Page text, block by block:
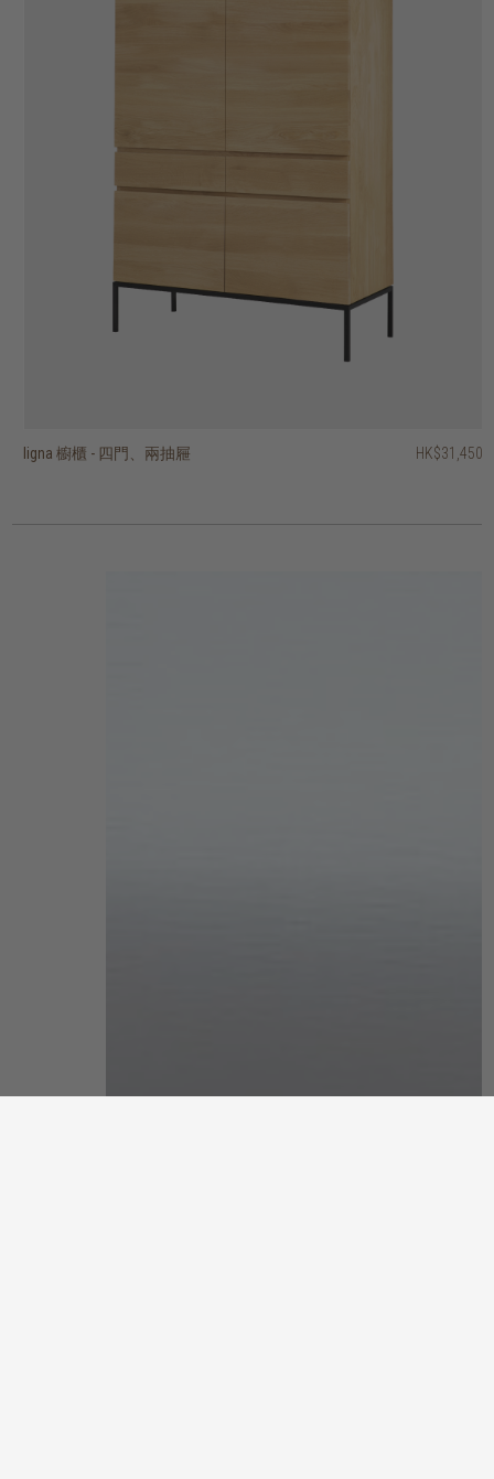
ligna 櫥櫃 - 四門、兩抽屜 HK$31,450
hopper 三門展示櫃 HK$39,950
vision 櫥櫃 - 兩門、單抽屜 HK$13,450
vision 四門櫥櫃 HK$14,450
fissure II 展示櫃 - 兩門、三抽屜 HK$14,950
fissure II 兩門展示櫃 HK$11,950
outline 櫥櫃 - 兩門 HK$19,950
motion 櫥櫃 - 兩質感玻璃門 HK$19,950
shadow 四門櫥櫃 HK$29,450
grooves 櫥櫃 - 兩門、兩抽屜 HK$25,450